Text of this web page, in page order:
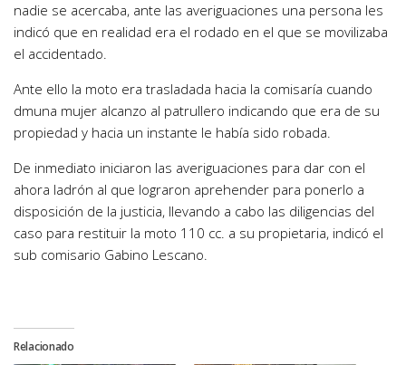
nadie se acercaba, ante las averiguaciones una persona les
indicó que en realidad era el rodado en el que se movilizaba
el accidentado.
Ante ello la moto era trasladada hacia la comisaría cuando
dmuna mujer alcanzo al patrullero indicando que era de su
propiedad y hacia un instante le había sido robada.
De inmediato iniciaron las averiguaciones para dar con el
ahora ladrón al que lograron aprehender para ponerlo a
disposición de la justicia, llevando a cabo las diligencias del
caso para restituir la moto 110 cc. a su propietaria, indicó el
sub comisario Gabino Lescano.
Relacionado